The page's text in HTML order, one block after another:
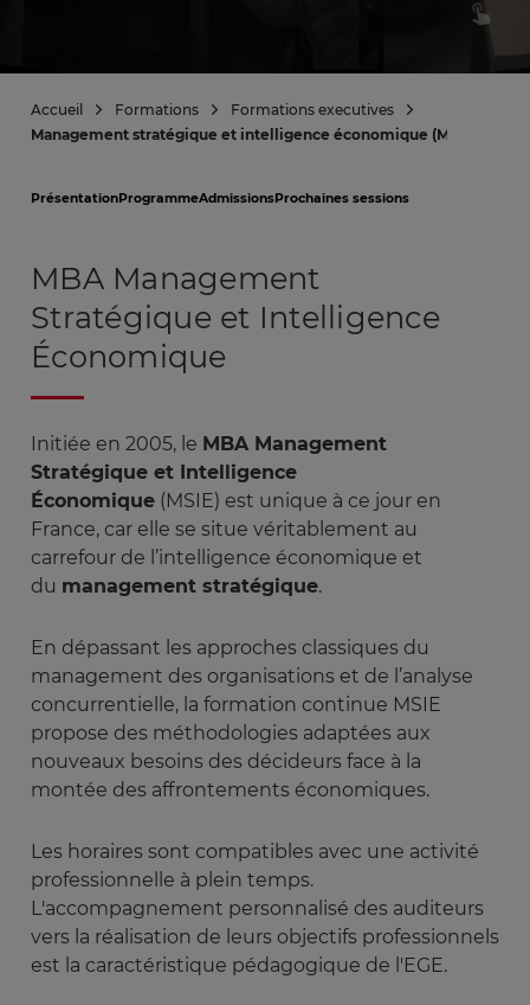
Accueil Formations
Formations executives
Management stratégique et intelligence économique (MSIE)
PrésentationProgrammeAdmissionsProchaines sessions
MBA Management
Stratégique et Intelligence
Économique
Initiée en 2005, le MBA Management
Stratégique et Intelligence
Économique (MSIE) est unique à ce jour en
France, car elle se situe véritablement au
carrefour de l’intelligence économique et
du management stratégique.
En dépassant les approches classiques du
management des organisations et de l’analyse
concurrentielle, la formation continue MSIE
propose des méthodologies adaptées aux
nouveaux besoins des décideurs face à la
montée des affrontements économiques.
Les horaires sont compatibles avec une activité
professionnelle à plein temps.
L'accompagnement personnalisé des auditeurs
vers la réalisation de leurs objectifs professionnels
est la caractéristique pédagogique de l'EGE.